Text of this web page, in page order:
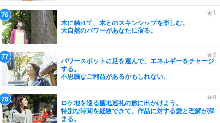
木に触れて、木とのスキンシップを楽しむ。
大自然のパワーがあなたに宿る。
パワースポットに足を運んで、エネルギーをチャージ
する。
不思議なご利益があるかもしれない。
ロケ地を巡る聖地巡礼の旅に出かけよう。
特別な時間を経験できて、作品に対する愛と理解が深
まる。